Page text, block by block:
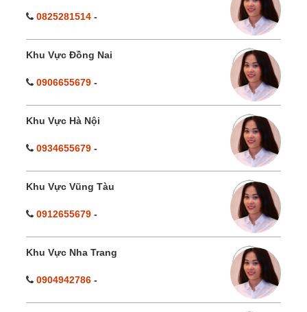
0825281514 -
Khu Vực Đồng Nai
0906655679 -
Khu Vực Hà Nội
0934655679 -
Khu Vực Vũng Tàu
0912655679 -
Khu Vực Nha Trang
0904942786 -